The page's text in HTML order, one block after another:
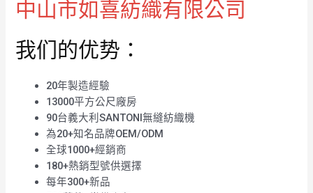
中山市如喜紡織有限公司
我们的优势：
20年製造經驗
13000平方公尺廠房
90台義大利SANTONI無縫紡織機
為20+知名品牌OEM/ODM
全球1000+經銷商
180+熱銷型號供選擇
每年300+新品